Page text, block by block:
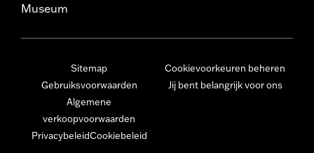
Museum
Sitemap
Gebruiksvoorwaarden
Algemene
verkoopvoorwaarden
PrivacybeleidCookiebeleid
Cookievoorkeuren beheren
Jij bent belangrijk voor ons